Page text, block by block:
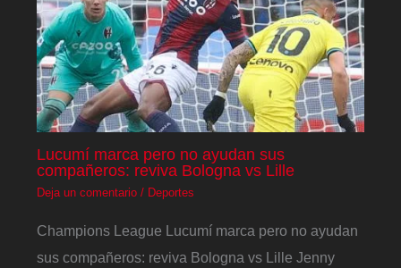
Lucumí marca pero no ayudan sus
compañeros: reviva Bologna vs Lille
Deja un comentario / Deportes
Champions League Lucumí marca pero no ayudan
sus compañeros: reviva Bologna vs Lille Jenny